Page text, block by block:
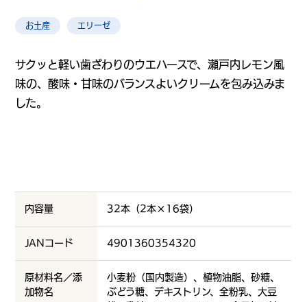
お土産 エリーゼ
サクッと軽い歯ざわりのウエハースで、瀬戸内レモン風
味の、酸味・甘味のバランスよいクリームを包み込みま
した。
内容量 32本（2本×16袋）
JANコード 4901360354320
原材料名／添
加物名
小麦粉（国内製造）、植物油脂、砂糖、
ぶどう糖、デキストリン、全粉乳、大豆